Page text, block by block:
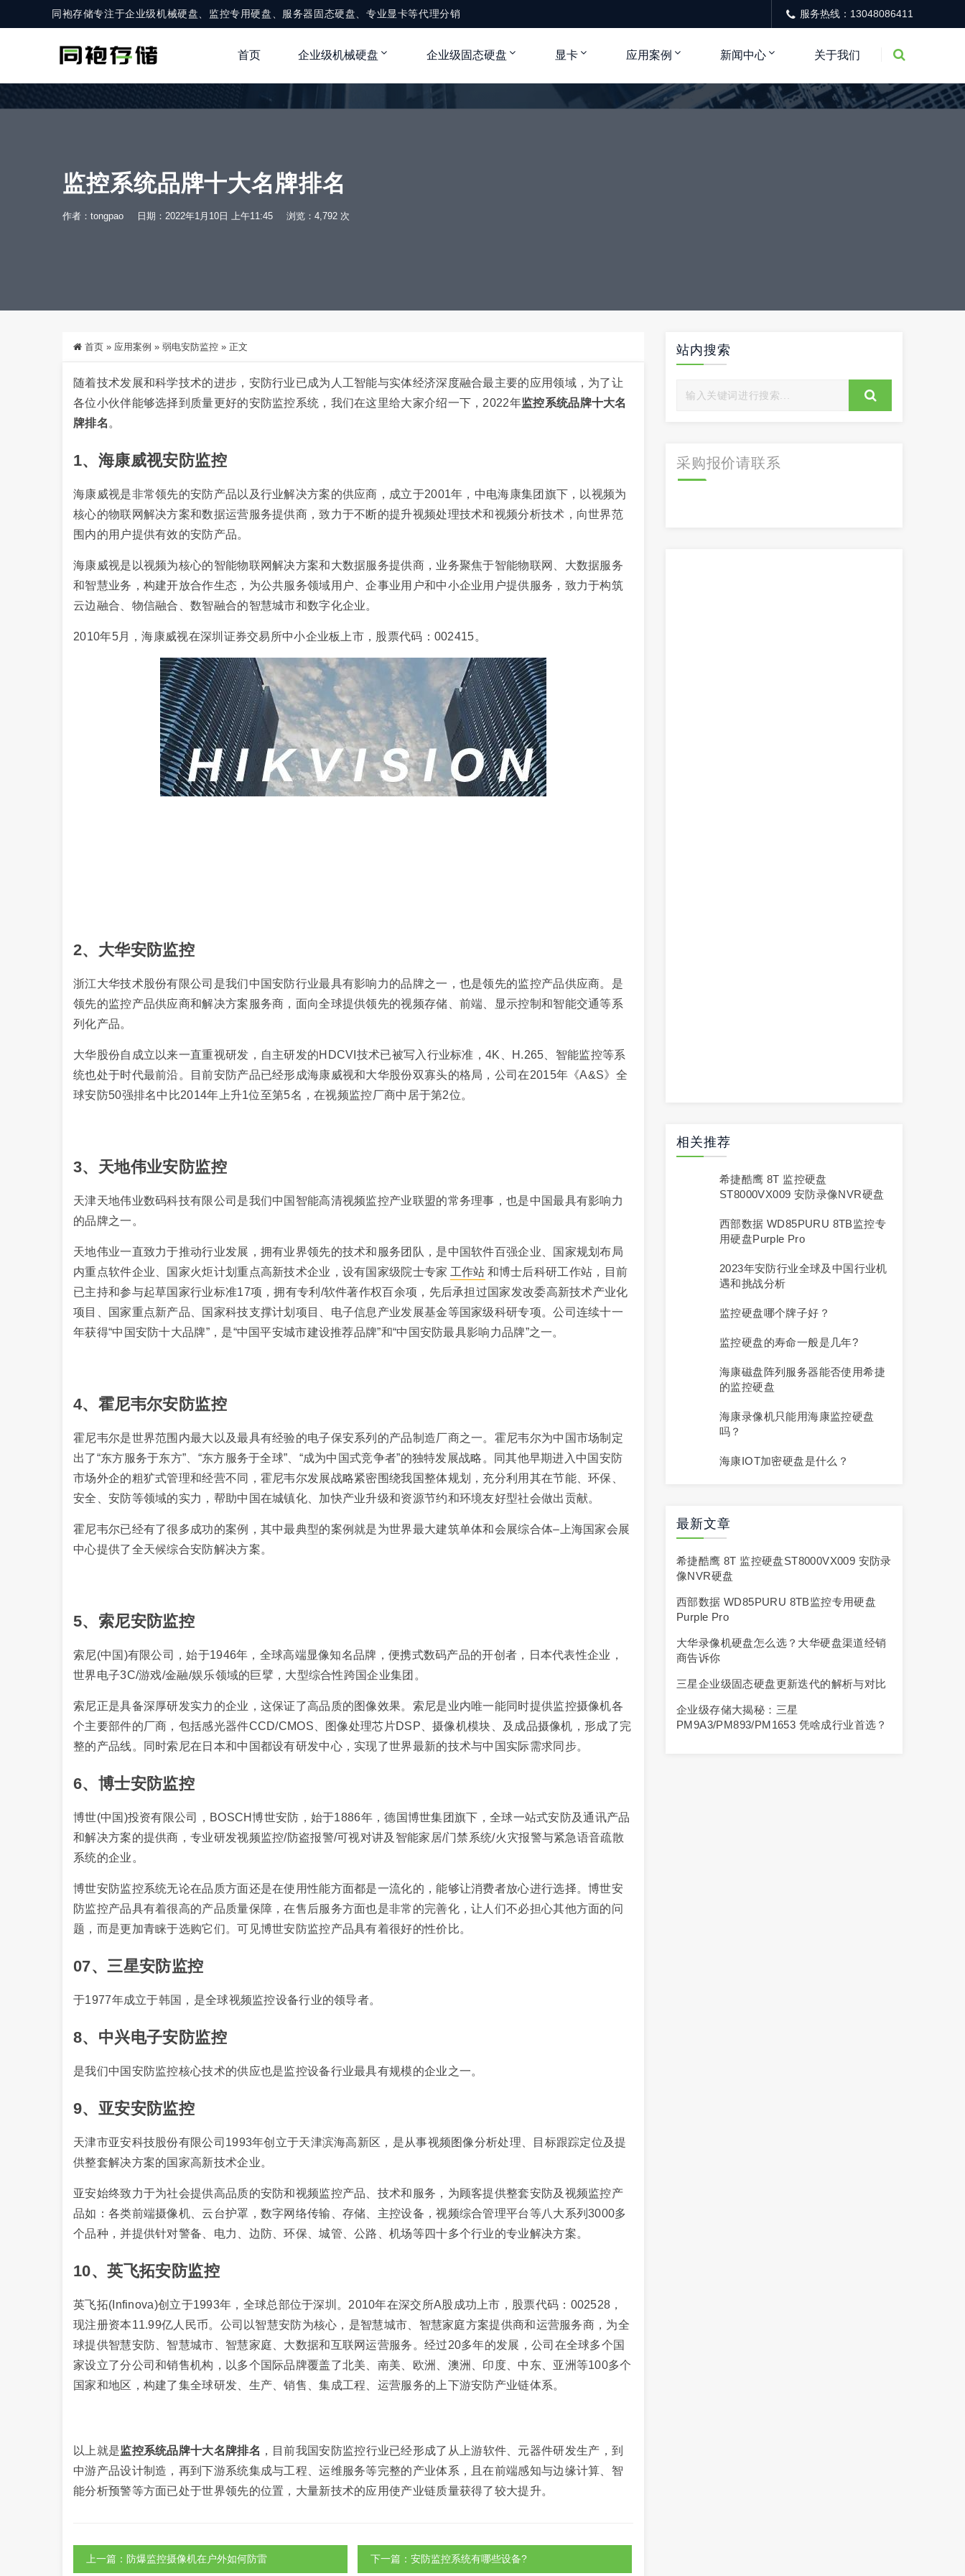
同袍存储专注于企业级机械硬盘、监控专用硬盘、服务器固态硬盘、专业显卡等代理分销 服务热线：13048086411
首页 企业级机械硬盘 企业级固态硬盘 显卡 应用案例 新闻中心 关于我们
监控系统品牌十大名牌排名
作者：tongpao 日期：2022年1月10日 上午11:45 浏览：4,792 次
首页 » 应用案例 » 弱电安防监控 » 正文
随着技术发展和科学技术的进步，安防行业已成为人工智能与实体经济深度融合最主要的应用领域，为了让
各位小伙伴能够选择到质量更好的安防监控系统，我们在这里给大家介绍一下，2022年监控系统品牌十大名
牌排名 。
1、海康威视安防监控
海康威视是非常领先的安防产品以及行业解决方案的供应商，成立于2001年，中电海康集团旗下，以视频为
核心的物联网解决方案和数据运营服务提供商，致力于不断的提升视频处理技术和视频分析技术，向世界范
围内的用户提供有效的安防产品。
海康威视是以视频为核心的智能物联网解决方案和大数据服务提供商，业务聚焦于智能物联网、大数据服务
和智慧业务，构建开放合作生态，为公共服务领域用户、企事业用户和中小企业用户提供服务，致力于构筑
云边融合、物信融合、数智融合的智慧城市和数字化企业。
2010年5月，海康威视在深圳证券交易所中小企业板上市，股票代码：002415。
2、大华安防监控
浙江大华技术股份有限公司是我们中国安防行业最具有影响力的品牌之一，也是领先的监控产品供应商。是
领先的监控产品供应商和解决方案服务商，面向全球提供领先的视频存储、前端、显示控制和智能交通等系
列化产品。
大华股份自成立以来一直重视研发，自主研发的HDCVI技术已被写入行业标准，4K、H.265、智能监控等系
统也处于时代最前沿。目前安防产品已经形成海康威视和大华股份双寡头的格局，公司在2015年《A&S》全
球安防50强排名中比2014年上升1位至第5名，在视频监控厂商中居于第2位。
3、天地伟业安防监控
天津天地伟业数码科技有限公司是我们中国智能高清视频监控产业联盟的常务理事，也是中国最具有影响力
的品牌之一。
天地伟业一直致力于推动行业发展，拥有业界领先的技术和服务团队，是中国软件百强企业、国家规划布局
内重点软件企业、国家火炬计划重点高新技术企业，设有国家级院士专家 工作站 和博士后科研工作站，目前
已主持和参与起草国家行业标准17项，拥有专利/软件著作权百余项，先后承担过国家发改委高新技术产业化
项目、国家重点新产品、国家科技支撑计划项目、电子信息产业发展基金等国家级科研专项。公司连续十一
年获得“中国安防十大品牌”，是“中国平安城市建设推荐品牌”和“中国安防最具影响力品牌”之一。
4、霍尼韦尔安防监控
霍尼韦尔是世界范围内最大以及最具有经验的电子保安系列的产品制造厂商之一。霍尼韦尔为中国市场制定
出了“东方服务于东方”、“东方服务于全球”、“成为中国式竞争者”的独特发展战略。同其他早期进入中国安防
市场外企的粗犷式管理和经营不同，霍尼韦尔发展战略紧密围绕我国整体规划，充分利用其在节能、环保、
安全、安防等领域的实力，帮助中国在城镇化、加快产业升级和资源节约和环境友好型社会做出贡献。
霍尼韦尔已经有了很多成功的案例，其中最典型的案例就是为世界最大建筑单体和会展综合体–上海国家会展
中心提供了全天候综合安防解决方案。
5、索尼安防监控
索尼(中国)有限公司，始于1946年，全球高端显像知名品牌，便携式数码产品的开创者，日本代表性企业，
世界电子3C/游戏/金融/娱乐领域的巨擘，大型综合性跨国企业集团。
索尼正是具备深厚研发实力的企业，这保证了高品质的图像效果。索尼是业内唯一能同时提供监控摄像机各
个主要部件的厂商，包括感光器件CCD/CMOS、图像处理芯片DSP、摄像机模块、及成品摄像机，形成了完
整的产品线。同时索尼在日本和中国都设有研发中心，实现了世界最新的技术与中国实际需求同步。
6、博士安防监控
博世(中国)投资有限公司，BOSCH博世安防，始于1886年，德国博世集团旗下，全球一站式安防及通讯产品
和解决方案的提供商，专业研发视频监控/防盗报警/可视对讲及智能家居/门禁系统/火灾报警与紧急语音疏散
系统的企业。
博世安防监控系统无论在品质方面还是在使用性能方面都是一流化的，能够让消费者放心进行选择。博世安
防监控产品具有着很高的产品质量保障，在售后服务方面也是非常的完善化，让人们不必担心其他方面的问
题，而是更加青睐于选购它们。可见博世安防监控产品具有着很好的性价比。
07、三星安防监控
于1977年成立于韩国，是全球视频监控设备行业的领导者。
8、中兴电子安防监控
是我们中国安防监控核心技术的供应也是监控设备行业最具有规模的企业之一。
9、亚安安防监控
天津市亚安科技股份有限公司1993年创立于天津滨海高新区，是从事视频图像分析处理、目标跟踪定位及提
供整套解决方案的国家高新技术企业。
亚安始终致力于为社会提供高品质的安防和视频监控产品、技术和服务，为顾客提供整套安防及视频监控产
品如：各类前端摄像机、云台护罩，数字网络传输、存储、主控设备，视频综合管理平台等八大系列3000多
个品种，并提供针对警备、电力、边防、环保、城管、公路、机场等四十多个行业的专业解决方案。
10、英飞拓安防监控
英飞拓(Infinova)创立于1993年，全球总部位于深圳。2010年在深交所A股成功上市，股票代码：002528，
现注册资本11.99亿人民币。公司以智慧安防为核心，是智慧城市、智慧家庭方案提供商和运营服务商，为全
球提供智慧安防、智慧城市、智慧家庭、大数据和互联网运营服务。经过20多年的发展，公司在全球多个国
家设立了分公司和销售机构，以多个国际品牌覆盖了北美、南美、欧洲、澳洲、印度、中东、亚洲等100多个
国家和地区，构建了集全球研发、生产、销售、集成工程、运营服务的上下游安防产业链体系。
以上就是监控系统品牌十大名牌排名 ，目前我国安防监控行业已经形成了从上游软件、元器件研发生产，到
中游产品设计制造，再到下游系统集成与工程、运维服务等完整的产业体系，且在前端感知与边缘计算、智
能分析预警等方面已处于世界领先的位置，大量新技术的应用使产业链质量获得了较大提升。
上一篇：防爆监控摄像机在户外如何防雷 下一篇：安防监控系统有哪些设备?
站内搜索
采购报价请联系
相关推荐
希捷酷鹰 8T 监控硬盘
ST8000VX009 安防录像NVR硬盘
西部数据 WD85PURU 8TB监控专
用硬盘Purple Pro
2023年安防行业全球及中国行业机
遇和挑战分析
监控硬盘哪个牌子好？
监控硬盘的寿命一般是几年?
海康磁盘阵列服务器能否使用希捷
的监控硬盘
海康录像机只能用海康监控硬盘
吗？
海康IOT加密硬盘是什么？
最新文章
希捷酷鹰 8T 监控硬盘ST8000VX009 安防录
像NVR硬盘
西部数据 WD85PURU 8TB监控专用硬盘
Purple Pro
大华录像机硬盘怎么选？大华硬盘渠道经销
商告诉你
三星企业级固态硬盘更新迭代的解析与对比
企业级存储大揭秘：三星
PM9A3/PM893/PM1653 凭啥成行业首选？